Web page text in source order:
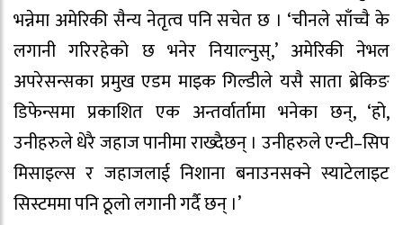
भन्नेमा अमेरिकी सैन्य नेतृत्व पनि सचेत छ । ‘चीनले साँच्चै के
लगानी गरिरहेको छ भनेर नियाल्नुस्,’ अमेरिकी नेभल
अपरेसन्सका प्रमुख एडम माइक गिल्डीले यसै साता ब्रेकिङ
डिफेन्समा प्रकाशित एक अन्तर्वार्तामा भनेका छन्, ‘हो,
उनीहरुले धेरै जहाज पानीमा राख्दैछन् । उनीहरुले एन्टी–सिप
मिसाइल्स र जहाजलाई निशाना बनाउनसक्ने स्याटेलाइट
सिस्टममा पनि ठूलो लगानी गर्दै छन् ।’